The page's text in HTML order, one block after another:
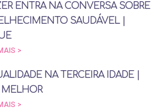
ENTRA NA CONVERSA SOBRE
SAUDÁVEL |
>
NA TERCEIRA IDADE |
>